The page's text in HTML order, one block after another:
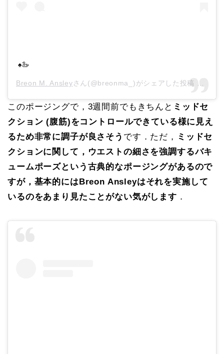
♠️🦢
Breon M. Ansleyさん(@breonma_)がシェアした投稿 –
このポージングで，3週間前でもきちんと ミッドセ
クション (腹筋)をコントロールできている様に見え
るため非常に調子が良さそう です．ただ，
ミッドセ
クションに関して，ウエストの細さを強調するバキ
ュームポーズという古典的なポージングがあるので
すが，基本的にはBreon Ansleyはそれを実施して
いるのをあまり見たことがない気がします ．